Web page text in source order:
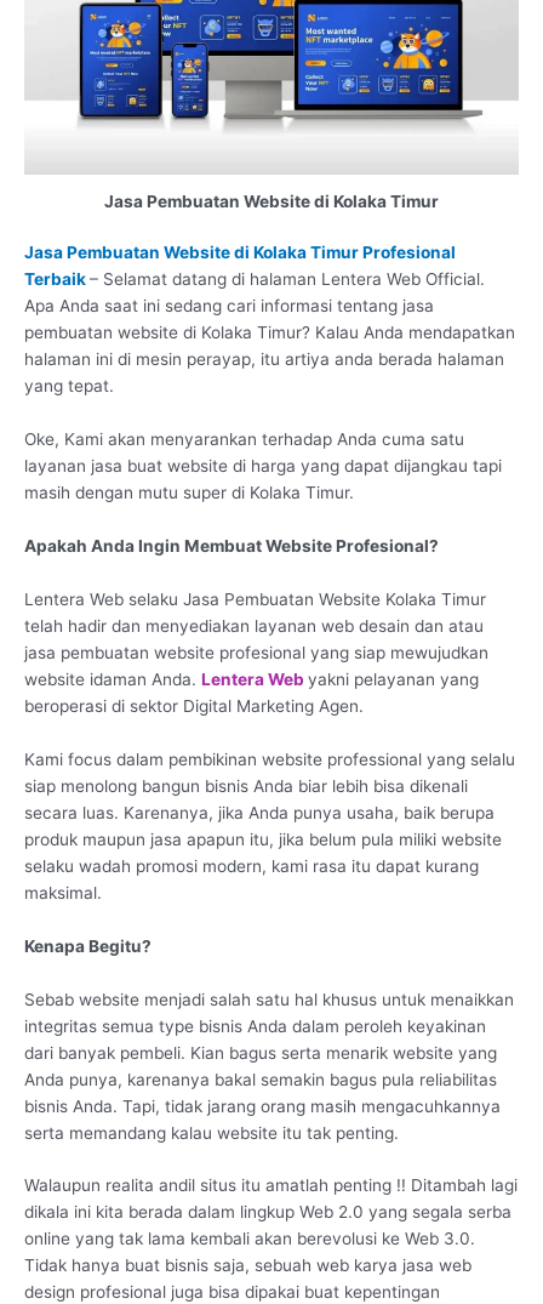
Jasa Pembuatan Website di Kolaka Timur
Jasa Pembuatan Website di Kolaka Timur Profesional
Terbaik– Selamat datang di halaman Lentera Web Official.
Apa Anda saat ini sedang cari informasi tentang jasa
pembuatan website di Kolaka Timur? Kalau Anda mendapatkan
halaman ini di mesin perayap, itu artiya anda berada halaman
yang tepat.
Oke, Kami akan menyarankan terhadap Anda cuma satu
layanan jasa buat website di harga yang dapat dijangkau tapi
masih dengan mutu super di Kolaka Timur.
Apakah Anda Ingin Membuat Website Profesional?
Lentera Web selaku Jasa Pembuatan Website Kolaka Timur
telah hadir dan menyediakan layanan web desain dan atau
jasa pembuatan website profesional yang siap mewujudkan
website idaman Anda. Lentera Web yakni pelayanan yang
beroperasi di sektor Digital Marketing Agen.
Kami focus dalam pembikinan website professional yang selalu
siap menolong bangun bisnis Anda biar lebih bisa dikenali
secara luas. Karenanya, jika Anda punya usaha, baik berupa
produk maupun jasa apapun itu, jika belum pula miliki website
selaku wadah promosi modern, kami rasa itu dapat kurang
maksimal.
Kenapa Begitu?
Sebab website menjadi salah satu hal khusus untuk menaikkan
integritas semua type bisnis Anda dalam peroleh keyakinan
dari banyak pembeli. Kian bagus serta menarik website yang
Anda punya, karenanya bakal semakin bagus pula reliabilitas
bisnis Anda. Tapi, tidak jarang orang masih mengacuhkannya
serta memandang kalau website itu tak penting.
Walaupun realita andil situs itu amatlah penting !! Ditambah lagi
dikala ini kita berada dalam lingkup Web 2.0 yang segala serba
online yang tak lama kembali akan berevolusi ke Web 3.0.
Tidak hanya buat bisnis saja, sebuah web karya jasa web
design profesional juga bisa dipakai buat kepentingan